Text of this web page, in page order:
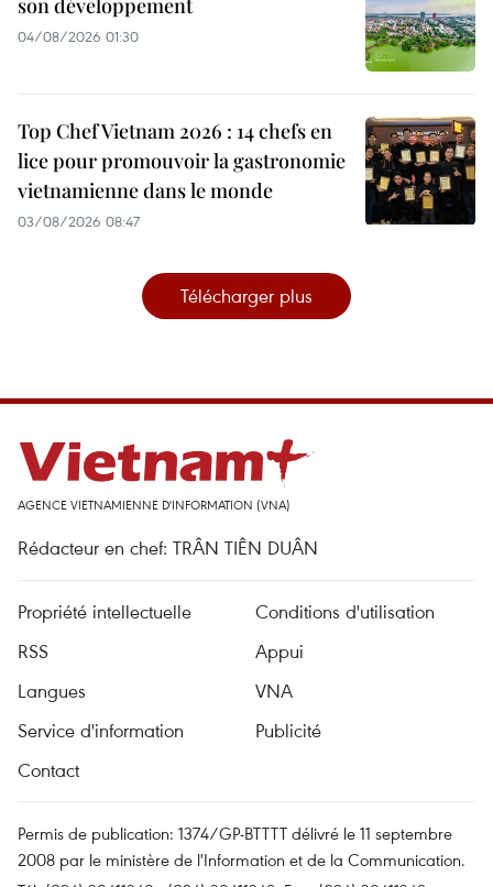
son développement
04/08/2026 01:30
Top Chef Vietnam 2026 : 14 chefs en
lice pour promouvoir la gastronomie
vietnamienne dans le monde
03/08/2026 08:47
Télécharger plus
AGENCE VIETNAMIENNE D'INFORMATION (VNA)
Rédacteur en chef: TRÂN TIÊN DUÂN
Propriété intellectuelle
Conditions d'utilisation
RSS
Appui
Langues
VNA
Service d'information
Publicité
Contact
Permis de publication: 1374/GP-BTTTT délivré le 11 septembre
2008 par le ministère de l'Information et de la Communication.